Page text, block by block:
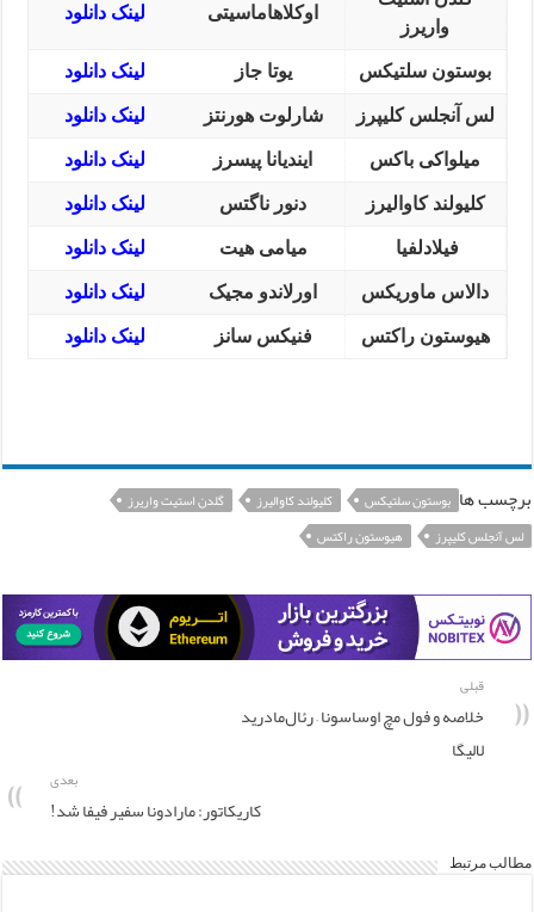
واریرز
اوکلاهاماسیتی لینک دانلود
بوستون سلتیکس یوتا جاز لینک دانلود
لس آنجلس کلیپرز شارلوت هورنتز لینک دانلود
میلواکی باکس ایندیانا پیسرز لینک دانلود
کلیولند کاوالیرز دنور ناگتس لینک دانلود
فیلادلفیا میامی هیت لینک دانلود
دالاس ماوریکس اورلاندو مجیک لینک دانلود
هیوستون راکتس فنیکس سانز لینک دانلود
برچسب ها بوستون سلتیکس کلیولند کاوالیرز
گلدن استیت واریرز
لس آنجلس کلیپرز
هیوستون راکتس
قبلی
خلاصه و فول مچ اوساسونا – رئال‌مادرید
لالیگا
بعدی
کاریکاتور: مارادونا سفیر فیفا شد!
مطالب مرتبط